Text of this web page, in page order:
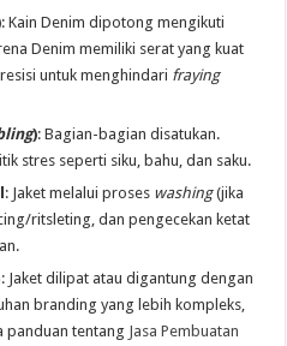
: Kain Denim dipotong mengikuti
Denim memiliki serat yang kuat
untuk menghindari fraying
): Bagian-bagian disatukan.
stres seperti siku, bahu, dan saku.
: Jaket melalui proses washing(jika
ritsleting, dan pengecekan ketat
: Jaket dilipat atau digantung dengan
branding yang lebih kompleks,
panduan tentang Jasa Pembuatan